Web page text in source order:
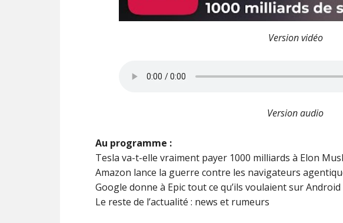
Version vidéo
Version audio
Au programme :
Tesla va-t-elle vraiment payer 1000 milliards à Elon
Amazon lance la guerre contre les navigateurs
Google donne à Epic tout ce qu’ils voulaient sur Android
Le reste de l’actualité : news et rumeurs